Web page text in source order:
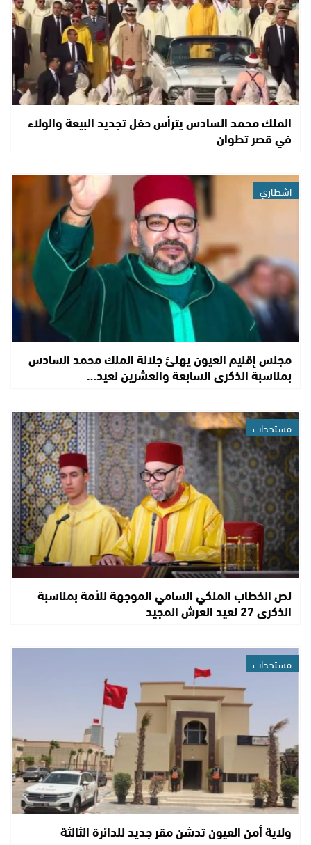
الملك محمد السادس يترأس حفل تجديد البيعة والولاء
في قصر تطوان
اشطاري
مجلس إقليم العيون يهنئ جلالة الملك محمد السادس
بمناسبة الذكرى السابعة والعشرين لعيد…
مستجدات
نص الخطاب الملكي السامي الموجهة للأمة بمناسبة
الذكرى 27 لعيد العرش المجيد
مستجدات
ولاية أمن العيون تدشن مقر جديد للدائرة الثالثة